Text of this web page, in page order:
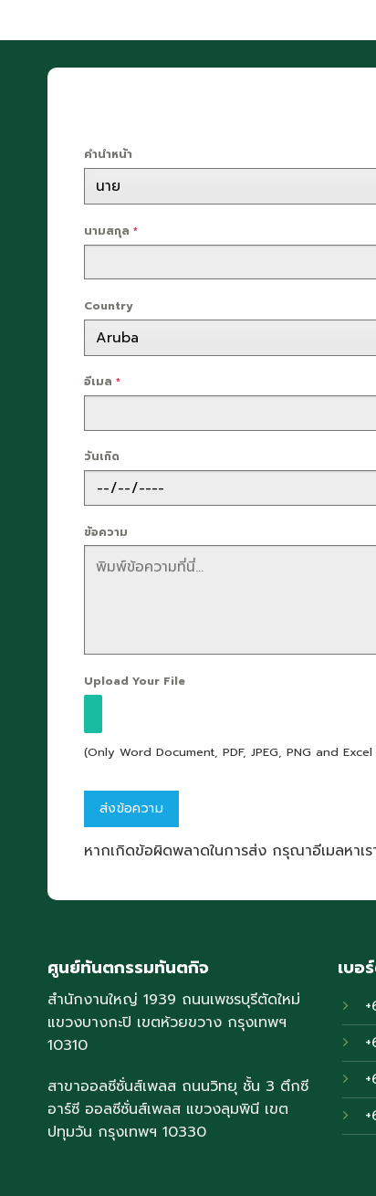
คำนำหน้า
นามสกุล *
Country
อีเมล *
วันเกิด
ข้อความ
Upload Your File
(Only Word Document, PDF, JPEG, PNG and
หากเกิดข้อผิดพลาดในการส่ง กรุณาอีเมลหาเ
ศูนย์ทันตกรรมทันตกิจ
สำนักงานใหญ่ 1939 ถนนเพชรบุรีตัดใหม่
แขวงบางกะปิ เขตห้วยขวาง กรุงเทพฯ
10310
สาขาออลซีซั่นส์เพลส ถนนวิทยุ ชั้น 3 ตึกซี
อาร์ซี ออลซีซั่นส์เพลส แขวงลุมพินี เขต
ปทุมวัน กรุงเทพฯ 10330
เบอ